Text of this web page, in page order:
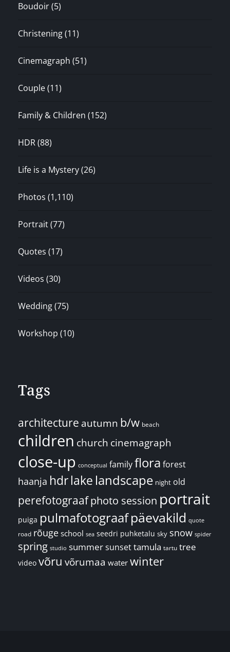
Boudoir(5)
Christening(11)
Cinemagraph (51)
Couple(11)
Family & Children (152)
HDR(88)
Life is a Mystery(26)
Photos (1,110)
Portrait(77)
Quotes (17)
Videos (30)
Wedding(75)
Workshop (10)
Tags
architecture autumn b/w beach
children church cinemagraph
close-up conceptual familyflora forest
haanja hdrlake landscape night old
perefotograafphoto session portrait
puiga pulmafotograafpäevakild quote
road rõuge school sea seedri puhketalu sky snow spider
spring studio summersunsettamula tartu tree
video võru võrumaa water winter